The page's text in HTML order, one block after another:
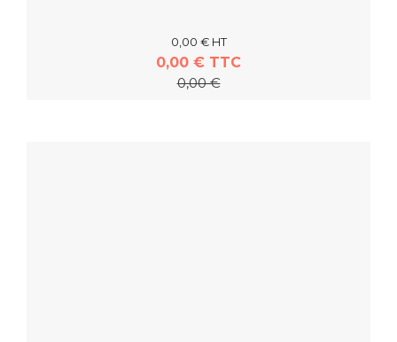
En savoir plus
0,00 € HT
0,00 € TTC
0,00 €